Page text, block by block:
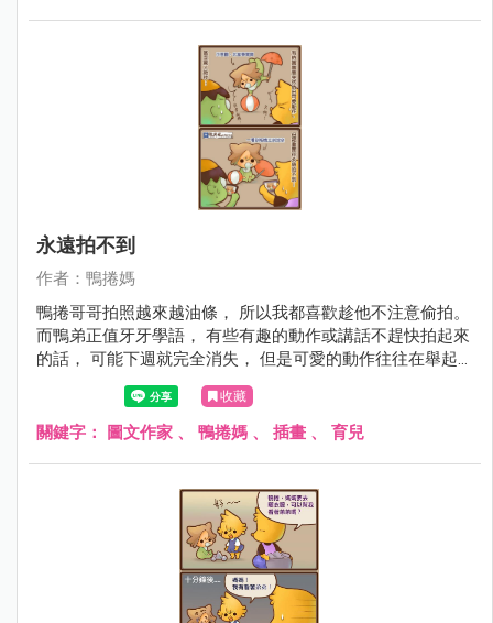
永遠拍不到
作者：鴨捲媽
鴨捲哥哥拍照越來越油條， 所以我都喜歡趁他不注意偷拍。
而鴨弟正值牙牙學語， 有些有趣的動作或講話不趕快拍起來
的話， 可能下週就完全消失， 但是可愛的動作往往在舉起
相機的時候就會立刻不見， 要收集簡直比抓寶可夢還困難.....
收藏
關鍵字： 圖文作家 、 鴨捲媽 、 插畫 、 育兒